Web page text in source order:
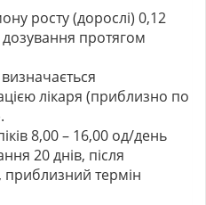
росту (дорослі) 0,12
протягом
лікаря (приблизно по
8,00 – 16,00 од/день
20 днів, після
приблизний термін